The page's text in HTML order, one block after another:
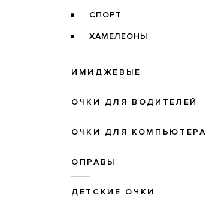
СПОРТ
ХАМЕЛЕОНЫ
ИМИДЖЕВЫЕ
ОЧКИ ДЛЯ ВОДИТЕЛЕЙ
ОЧКИ ДЛЯ КОМПЬЮТЕРА
ОПРАВЫ
ДЕТСКИЕ ОЧКИ